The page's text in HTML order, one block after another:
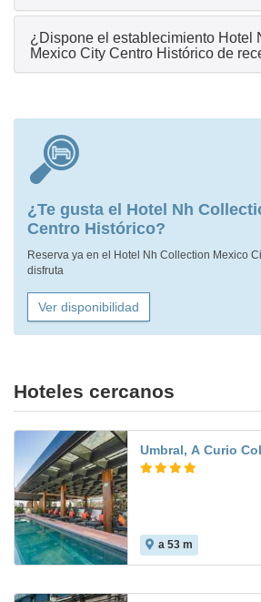
¿Dispone el establecimiento Hotel
Mexico City Centro Histórico de
¿Te gusta el Hotel Nh
Centro Histórico?
Reserva ya en el Hotel Nh Collection Mexico
disfruta
Ver disponibilidad
Hoteles cercanos
Umbral, A Curio
a 53 m